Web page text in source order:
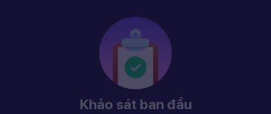
Khảo sát ban đầu